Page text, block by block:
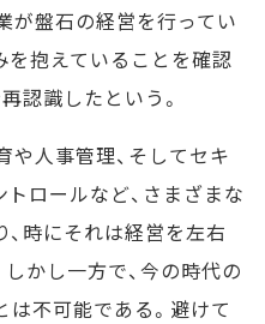
が盤石の経営を行ってい
抱えていることを確認
認識したという。
や人事管理、そしてセキ
ロールなど、さまざまな
時にそれは経営を左右
かし一方で、今の時代の
不可能である。避けて